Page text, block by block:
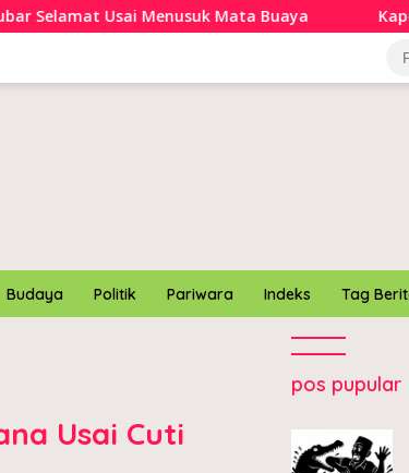
Mata Buaya Kapolres Konawe
Budaya Politik Pariwara Indeks Tag
Usai Cuti
pos pupular